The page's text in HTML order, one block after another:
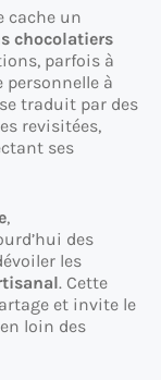
cache un
chocolatiers
parfois à
personnelle à
traduit par des
revisitées,
ses
,
des
les
. Cette
et invite le
loin des